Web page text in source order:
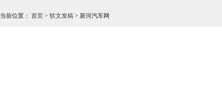
当前位置 ： 首页 > 软文发稿 > 新河汽车网